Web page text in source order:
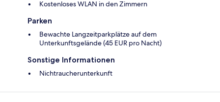
Kostenloses WLAN in den Zimmern
Parken
Bewachte Langzeitparkplätze auf dem
Unterkunftsgelände (45 EUR pro Nacht)
Sonstige Informationen
Nichtraucherunterkunft